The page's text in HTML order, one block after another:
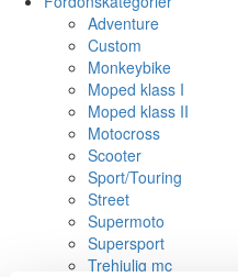
Adventure
Custom
Monkeybike
Moped klass I
Moped klass II
Motocross
Scooter
Sport/Touring
Street
Supermoto
Supersport
Trehjulig mc